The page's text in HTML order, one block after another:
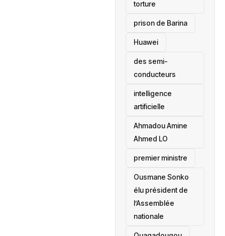
torture
prison de Barina
Huawei
des semi-
conducteurs
intelligence
artificielle
Ahmadou Amine
Ahmed LO
premier ministre
Ousmane Sonko
élu président de
l’Assemblée
nationale